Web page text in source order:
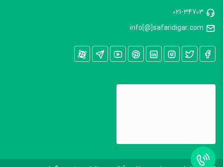
021-34703
info[@]safaridigar.com